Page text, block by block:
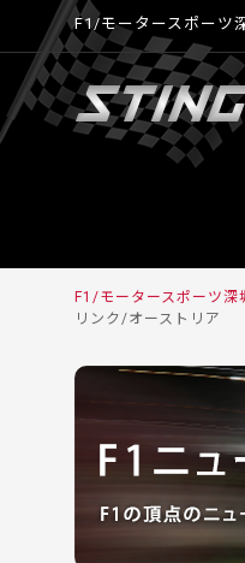
F1/モータースポーツ
F1/モータースポーツ深
リンク/オーストリア